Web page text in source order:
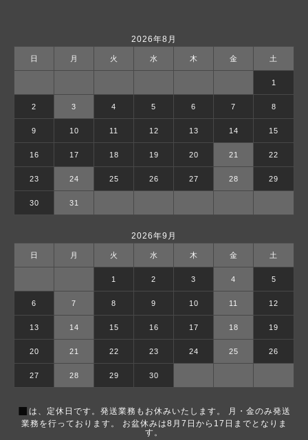
2026年8月
日 月 火 水 木 金 土
1
2 3 4 5 6 7 8
9 10 11 12 13 14 15
16 17 18 19 20 21 22
23 24 25 26 27 28 29
30 31
2026年9月
日 月 火 水 木 金 土
1 2 3 4 5
6 7 8 9 10 11 12
13 14 15 16 17 18 19
20 21 22 23 24 25 26
27 28 29 30
■ は、定休日です。発送業務もお休みいたします。 月・金のみ発送
業務を行っております。 お盆休みは8月7日から17日までとなりま
す。